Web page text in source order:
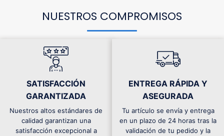
NUESTROS COMPROMISOS
SATISFACCIÓN
GARANTIZADA
Nuestros altos estándares de
calidad garantizan una
satisfacción excepcional a
ENTREGA RÁPIDA Y
ASEGURADA
Tu artículo se envía y entrega
en un plazo de 24 horas tras la
validación de tu pedido y la